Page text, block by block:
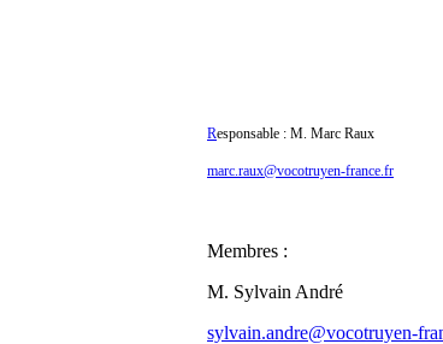
Responsable : M. Marc Raux
marc.raux@vocotruyen-france.fr
Membres :
M. Sylvain André
sylvain.andre@vocotruyen-